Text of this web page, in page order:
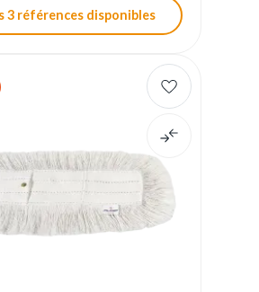
3 références disponibles